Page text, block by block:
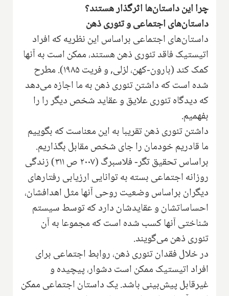
چرا این داستان‌ها اثرگذار هستند؟
داستان‌های اجتماعی و تئوری ذهن
داستان‌های اجتماعی براساس این نظریه که افراد
اتیستیک فاقد تئوری ذهن هستند، ممکن است به آنها
کمک کند (بارون-کهن، لزلی, و فریت ۱۹۸۵). مطرح
شده است که داشتن تئوری ذهن به ما اجازه می‌دهد
که دیدگاه تئوری علایق و عقاید شخص دیگر را را
بفهمیم.
داشتن تئوری ذهن تقریبا به این معناست که بگوییم
ما قادریم خودمان را جای شخص مقابل بگذاریم.
براساس تحقیق تگر- فلاسبرگ (۲۰۰۷ ص ۳۱۱) زندگی
روزانه اجتماعی بسته به توانایی ارزیابی رفتارهای
دیگران براساس وضعیت روحی آنها مثل اهدافشان،
احساساتشان و عقایدشان دارد که توسط سیستم
شناختی آنها کسب شده است که مجموعا به آن
تئوری ذهن می‌گویند.
در خلال فقدان تئوری ذهن، روابط اجتماعی برای
افراد اتیستیک ممکن است دشوار، پیچیده و
غیرقابل پیش‌بینی باشد. یک داستان اجتماعی ممکن